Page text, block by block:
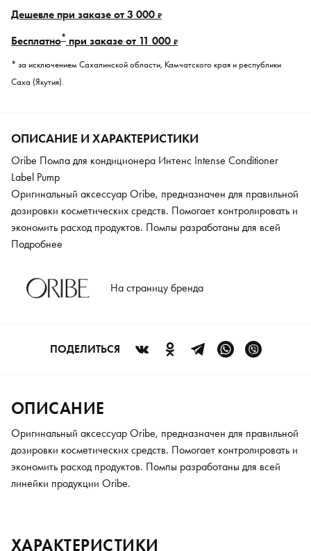
Дешевле при заказе от 3 000 ₽
Бесплатно* при заказе от 11 000 ₽
* за исключением Сахалинской области, Камчатского края и республики
Саха (Якутия).
ОПИСАНИЕ И ХАРАКТЕРИСТИКИ
Oribe Помпа для кондиционера Интенс Intense Conditioner
Label Pump
Оригинальный аксессуар Oribe, предназначен для правильной
дозировки косметических средств. Помогает контролировать и
экономить расход продуктов. Помпы разработаны для всей
линейки продукции Oribe.
Подробнее
На страницу бренда
ПОДЕЛИТЬСЯ
ОПИСАНИЕ
Оригинальный аксессуар Oribe, предназначен для правильной
дозировки косметических средств. Помогает контролировать и
экономить расход продуктов. Помпы разработаны для всей
линейки продукции Oribe.
ХАРАКТЕРИСТИКИ